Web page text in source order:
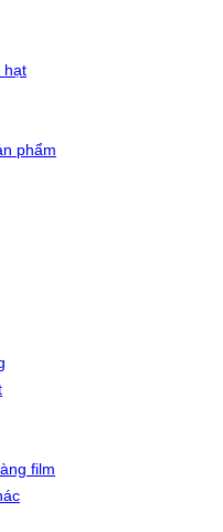
hạt
phẩm
film